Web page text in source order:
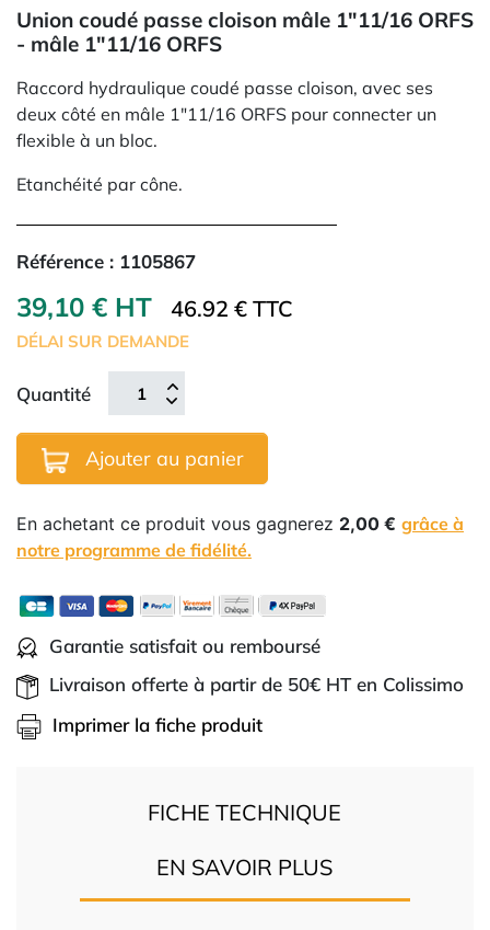
Union coudé passe cloison mâle 1"11/16 ORFS
- mâle 1"11/16 ORFS
Raccord hydraulique coudé passe cloison, avec ses
deux côté en mâle 1"11/16 ORFS pour connecter un
flexible à un bloc.
Etanchéité par cône.
Référence : 1105867
39,10 € HT 46.92 € TTC
DÉLAI SUR DEMANDE
Quantité
Ajouter au panier
En achetant ce produit vous gagnerez 2,00 € grâce à
notre programme de fidélité.
Garantie satisfait ou remboursé
Livraison offerte à partir de 50€ HT en Colissimo
Imprimer la fiche produit
FICHE TECHNIQUE
EN SAVOIR PLUS